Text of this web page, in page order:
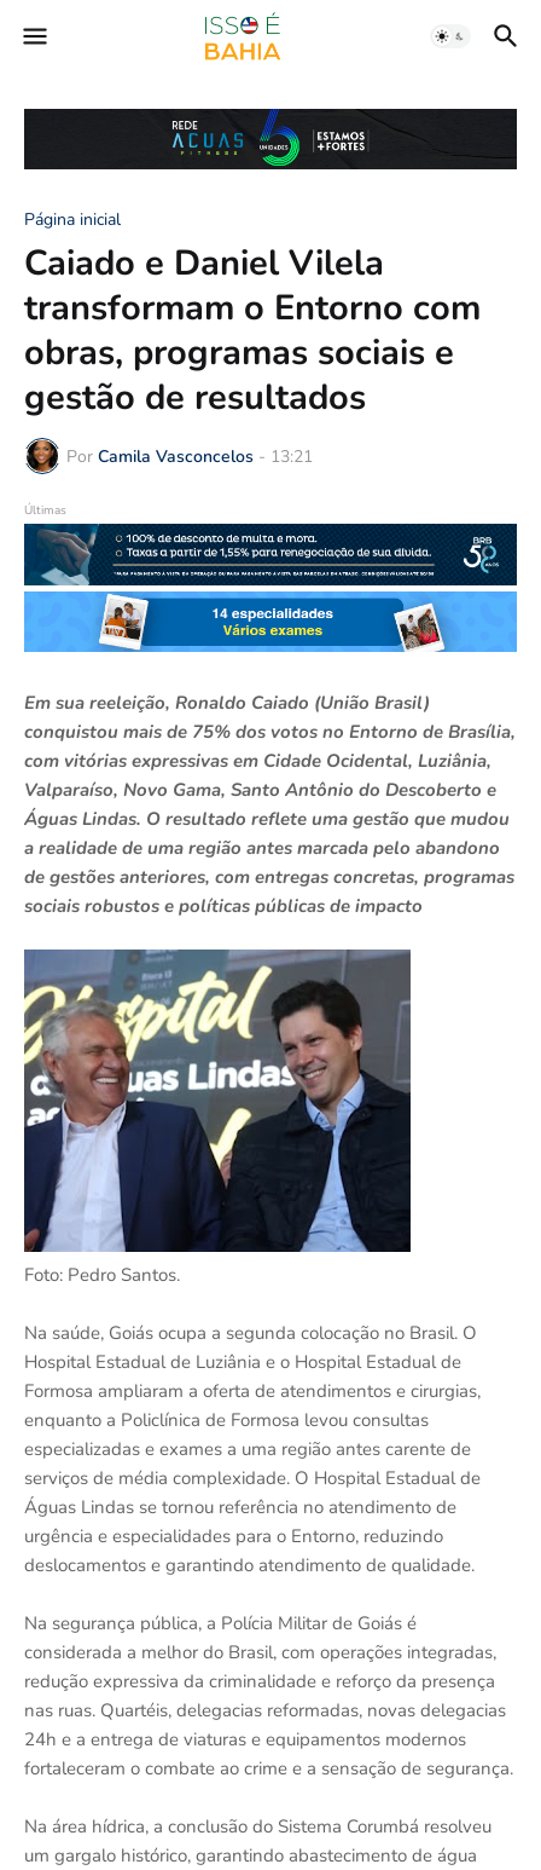
Página inicial
Caiado e Daniel Vilela
transformam o Entorno com
obras, programas sociais e
gestão de resultados
Por Camila Vasconcelos - 13:21
Últimas
Em sua reeleição, Ronaldo Caiado (União Brasil)
conquistou mais de 75% dos votos no Entorno de Brasília,
com vitórias expressivas em Cidade Ocidental, Luziânia,
Valparaíso, Novo Gama, Santo Antônio do Descoberto e
Águas Lindas. O resultado reflete uma gestão que mudou
a realidade de uma região antes marcada pelo abandono
de gestões anteriores, com entregas concretas, programas
sociais robustos e políticas públicas de impacto
Foto: Pedro Santos.
Na saúde, Goiás ocupa a segunda colocação no Brasil. O
Hospital Estadual de Luziânia e o Hospital Estadual de
Formosa ampliaram a oferta de atendimentos e cirurgias,
enquanto a Policlínica de Formosa levou consultas
especializadas e exames a uma região antes carente de
serviços de média complexidade. O Hospital Estadual de
Águas Lindas se tornou referência no atendimento de
urgência e especialidades para o Entorno, reduzindo
deslocamentos e garantindo atendimento de qualidade.
Na segurança pública, a Polícia Militar de Goiás é
considerada a melhor do Brasil, com operações integradas,
redução expressiva da criminalidade e reforço da presença
nas ruas. Quartéis, delegacias reformadas, novas delegacias
24h e a entrega de viaturas e equipamentos modernos
fortaleceram o combate ao crime e a sensação de segurança.
Na área hídrica, a conclusão do Sistema Corumbá resolveu
um gargalo histórico, garantindo abastecimento de água